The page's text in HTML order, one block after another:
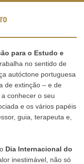
para o Estudo e
no sentido de
autóctone portuguesa
de extinção – e de
conhecer o seu
e os vários papéis
guia, terapeuta e,
Dia Internacional do
inestimável, não só